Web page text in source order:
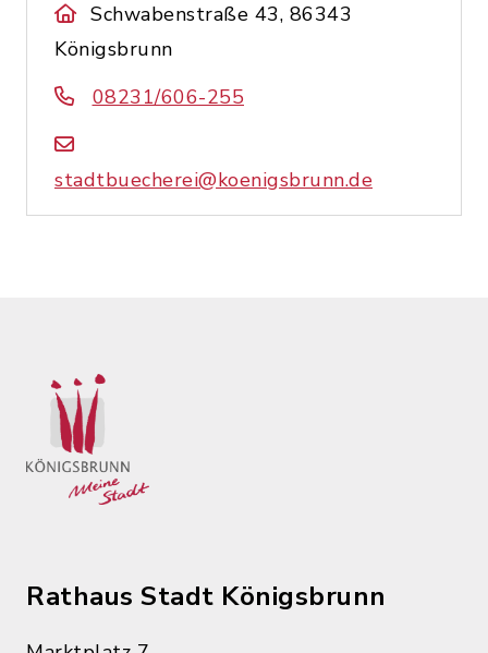
Schwabenstraße 43, 86343
Königsbrunn
08231/606-255
stadtbuecherei@koenigsbrunn.de
Rathaus Stadt Königsbrunn